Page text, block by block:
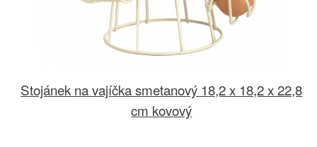
Stojánek na vajíčka smetanový 18,2 x 18,2 x 22,8
cm kovový